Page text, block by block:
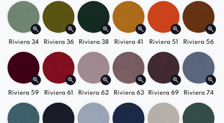
Kolory, które pasują do każdego wnętrza
Szezlong Laverna dostępny jest w szerokiej
gamie odcieni – odklasycznych barwpo modne,
wyraziste kolory. Dopasuj go idealnie do stylu
swojego salonu, biura czy sypialni.
Uniwersalna elegancja i funkcjonalność
Riviera 34 Riviera 36 Riviera 38 Riviera 41 Riviera 51 Riviera 56
Riviera 59 Riviera 61 Riviera 62 Riviera 63 Riviera 69 Riviera 74